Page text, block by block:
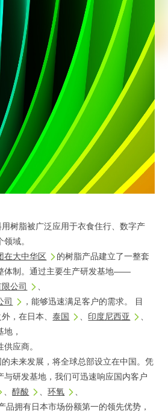
树脂被广泛应用于衣食住行、数字产
域。
在大中华区
的树脂产品建立了一整套
体制。通过主要生产研发基地——
公司
司
，能够迅速满足客户的需求。 目
，在日本、泰国 印度尼西亚
，
应商。
未来发展，将全球总部设立在中国。凭
与研发基地，我们可迅速响应国内客户
、醇酸 、环氧
品拥有日本市场份额第一的领先优势，